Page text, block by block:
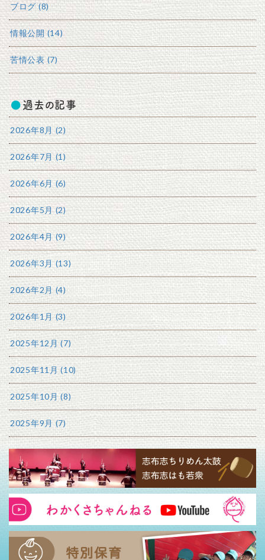
ブログ (8)
情報公開 (14)
苦情公表 (7)
過去の記事
2026年8月 (2)
2026年7月 (1)
2026年6月 (6)
2026年5月 (2)
2026年4月 (9)
2026年3月 (13)
2026年2月 (4)
2026年1月 (3)
2025年12月 (7)
2025年11月 (10)
2025年10月 (8)
2025年9月 (7)